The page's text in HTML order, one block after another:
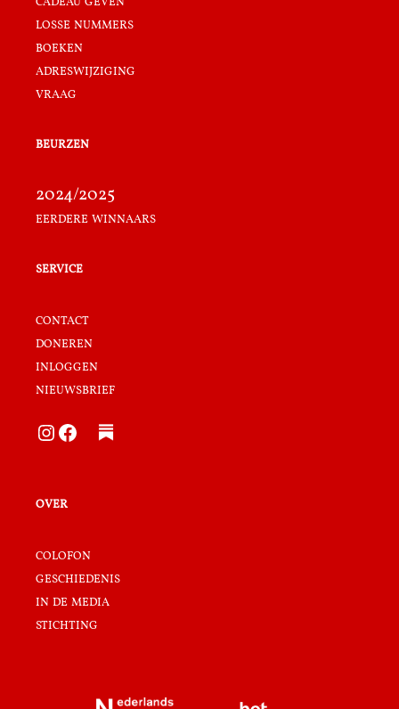
losse nummers
boeken
adreswijziging
vraag
beurzen
2024/2025
eerdere winnaars
service
contact
doneren
inloggen
nieuwsbrief
Instagram Facebook
over
colofon
geschiedenis
in de media
stichting